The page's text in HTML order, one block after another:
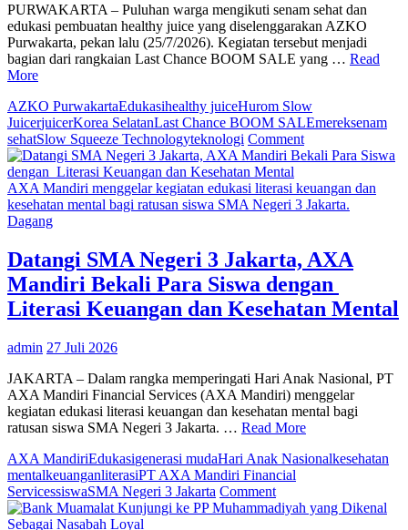
PURWAKARTA – Puluhan warga mengikuti senam sehat dan
edukasi pembuatan healthy juice yang diselenggarakan AZKO
Purwakarta, pekan lalu (25/7/2026). Kegiatan tersebut menjadi
bagian dari rangkaian Last Chance BOOM SALE yang … Read
More
AZKO PurwakartaEdukasihealthy juiceHurom Slow
JuicerjuicerKorea SelatanLast Chance BOOM SALEmereksenam
sehatSlow Squeeze Technologyteknologi Commenton
Program
Purwakarta,
Ajak
Berkualitas
pada
Momen
Chance
AXA Mandiri menggelar kegiatan edukasi literasi keuangan dan
kesehatan mental bagi ratusan siswa SMA Negeri 3 Jakarta.
Dagang
Datangi SMA Negeri 3 Jakarta, AXA
Mandiri Bekali Para Siswa dengan
Literasi Keuangan dan Kesehatan Mental
admin 27 Juli 2026
JAKARTA – Dalam rangka memperingati Hari Anak Nasional, PT
AXA Mandiri Financial Services (AXA Mandiri) menggelar
kegiatan edukasi literasi keuangan dan kesehatan mental bagi
ratusan siswa SMA Negeri 3 Jakarta. … Read More
AXA MandiriEdukasigenerasi mudaHari Anak Nasionalkesehatan
mentalkeuanganliterasiPT AXA Mandiri Financial
ServicessiswaSMA Negeri 3 Jakarta Commenton
Datangi